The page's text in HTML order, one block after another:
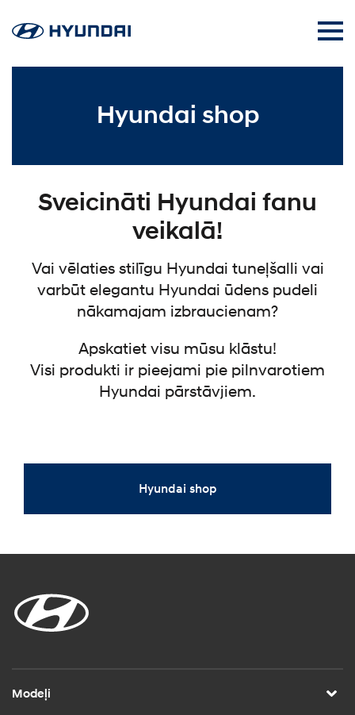
Hyundai shop
Sveicināti Hyundai fanu
veikalā!
Vai vēlaties stilīgu Hyundai tuneļšalli vai
varbūt elegantu Hyundai ūdens pudeli
nākamajam izbraucienam?
Apskatiet visu mūsu klāstu!
Visi produkti ir pieejami pie pilnvarotiem
Hyundai pārstāvjiem.
Hyundai shop
Modeļi